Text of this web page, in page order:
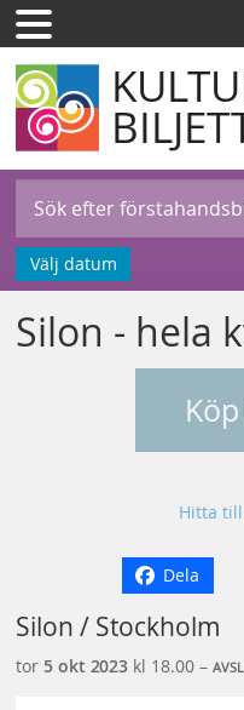
Välj datum
Silon - hela
Hitta
Dela
Silon / Stockholm
tor5 okt 2023 kl 18.00 –